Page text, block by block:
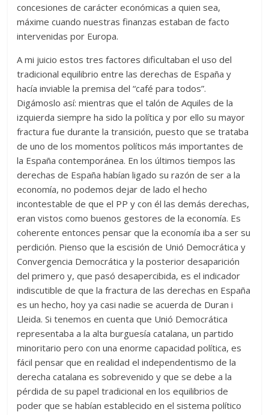
concesiones de carácter económicas a quien sea,
máxime cuando nuestras finanzas estaban de facto
intervenidas por Europa.
A mi juicio estos tres factores dificultaban el uso del
tradicional equilibrio entre las derechas de España y
hacía inviable la premisa del “café para todos”.
Digámoslo así: mientras que el talón de Aquiles de la
izquierda siempre ha sido la política y por ello su mayor
fractura fue durante la transición, puesto que se trataba
de uno de los momentos políticos más importantes de
la España contemporánea. En los últimos tiempos las
derechas de España habían ligado su razón de ser a la
economía, no podemos dejar de lado el hecho
incontestable de que el PP y con él las demás derechas,
eran vistos como buenos gestores de la economía. Es
coherente entonces pensar que la economía iba a ser su
perdición. Pienso que la escisión de Unió Democrática y
Convergencia Democrática y la posterior desaparición
del primero y, que pasó desapercibida, es el indicador
indiscutible de que la fractura de las derechas en España
es un hecho, hoy ya casi nadie se acuerda de Duran i
Lleida. Si tenemos en cuenta que Unió Democrática
representaba a la alta burguesía catalana, un partido
minoritario pero con una enorme capacidad política, es
fácil pensar que en realidad el independentismo de la
derecha catalana es sobrevenido y que se debe a la
pérdida de su papel tradicional en los equilibrios de
poder que se habían establecido en el sistema político